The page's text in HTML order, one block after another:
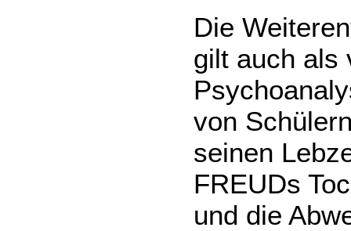
Die
gilt auch als
von
seinen
FREUDs
und die